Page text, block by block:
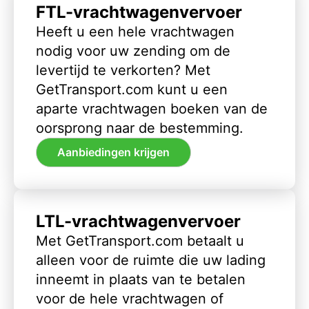
FTL-vrachtwagenvervoer
Heeft u een hele vrachtwagen
nodig voor uw zending om de
levertijd te verkorten? Met
GetTransport.com kunt u een
aparte vrachtwagen boeken van de
oorsprong naar de bestemming.
Aanbiedingen krijgen
LTL-vrachtwagenvervoer
Met GetTransport.com betaalt u
alleen voor de ruimte die uw lading
inneemt in plaats van te betalen
voor de hele vrachtwagen of